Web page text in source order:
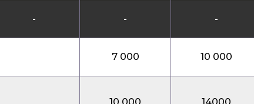
- - -
7 000 10 000
10 000 14000